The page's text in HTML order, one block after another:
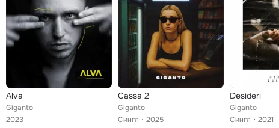
Alva
Giganto
2023
Cassa 2
Giganto
Сингл
2025
Desideri
Giganto
Сингл
2021